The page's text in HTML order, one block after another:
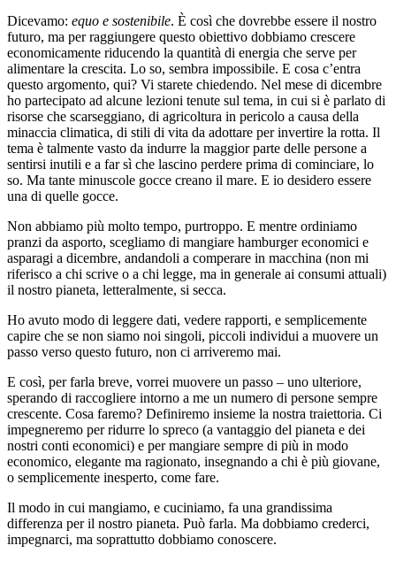
Dicevamo: equo e sostenibile. È così che dovrebbe essere il nostro
futuro, ma per raggiungere questo obiettivo dobbiamo crescere
economicamente riducendo la quantità di energia che serve per
alimentare la crescita. Lo so, sembra impossibile. E cosa c’entra
questo argomento, qui? Vi starete chiedendo. Nel mese di dicembre
ho partecipato ad alcune lezioni tenute sul tema, in cui si è parlato di
risorse che scarseggiano, di agricoltura in pericolo a causa della
minaccia climatica, di stili di vita da adottare per invertire la rotta. Il
tema è talmente vasto da indurre la maggior parte delle persone a
sentirsi inutili e a far sì che lascino perdere prima di cominciare, lo
so. Ma tante minuscole gocce creano il mare. E io desidero essere
una di quelle gocce.
Non abbiamo più molto tempo, purtroppo. E mentre ordiniamo
pranzi da asporto, scegliamo di mangiare hamburger economici e
asparagi a dicembre, andandoli a comperare in macchina (non mi
riferisco a chi scrive o a chi legge, ma in generale ai consumi attuali)
il nostro pianeta, letteralmente, si secca.
Ho avuto modo di leggere dati, vedere rapporti, e semplicemente
capire che se non siamo noi singoli, piccoli individui a muovere un
passo verso questo futuro, non ci arriveremo mai.
E così, per farla breve, vorrei muovere un passo – uno ulteriore,
sperando di raccogliere intorno a me un numero di persone sempre
crescente. Cosa faremo? Definiremo insieme la nostra traiettoria. Ci
impegneremo per ridurre lo spreco (a vantaggio del pianeta e dei
nostri conti economici) e per mangiare sempre di più in modo
economico, elegante ma ragionato, insegnando a chi è più giovane,
o semplicemente inesperto, come fare.
Il modo in cui mangiamo, e cuciniamo, fa una grandissima
differenza per il nostro pianeta. Può farla. Ma dobbiamo crederci,
impegnarci, ma soprattutto dobbiamo conoscere.